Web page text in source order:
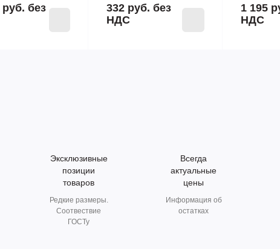
руб. без
332 руб. без
НДС
1 195
НДС
Эксклюзивные
позиции
товаров
Редкие размеры.
Соотвествие
ГОСТу
Всегда
актуальные
цены
Информация об
остатках